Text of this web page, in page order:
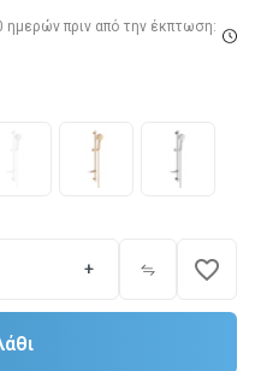
ημερών πριν από την έκπτωση:
+ favorite_border